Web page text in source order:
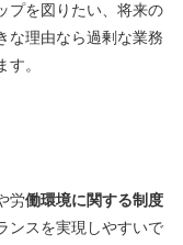
プを図りたい、将来の
な理由なら過剰な業務
。
労働環境に関する制度
ンスを実現しやすいで